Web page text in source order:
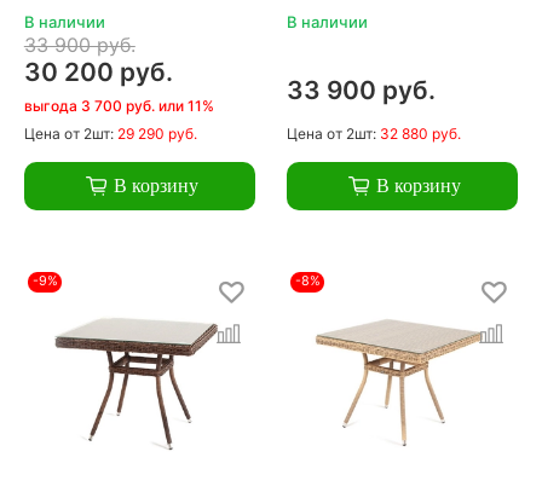
В наличии
33 900 руб.
30 200 руб.
выгода 3 700 руб. или 11%
Цена от 2шт: 29 290 руб.
В корзину
В наличии
33 900 руб.
Цена от 2шт: 32 880 руб.
В корзину
-9% -8%